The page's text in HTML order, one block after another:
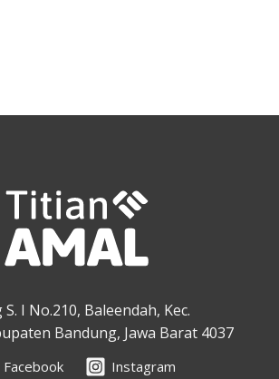
S. I No.210, Baleendah, Kec.
Bandung, Jawa Barat 4037
Facebook Instagram